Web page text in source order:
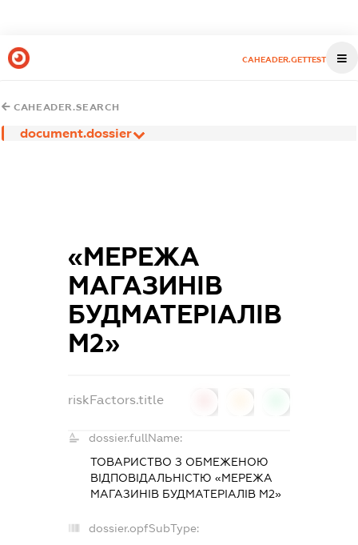
CAHEADER.GETTEST
CAHEADER.SEARCH
document.dossier
«МЕРЕЖА
МАГАЗИНІВ
БУДМАТЕРІАЛІВ
М2»
riskFactors.title
dossier.fullName:
ТОВАРИСТВО З ОБМЕЖЕНОЮ
ВІДПОВІДАЛЬНІСТЮ «МЕРЕЖА
МАГАЗИНІВ БУДМАТЕРІАЛІВ М2»
dossier.opfSubType: